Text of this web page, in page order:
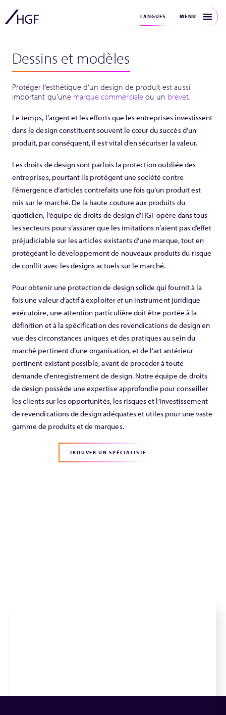
LANGUES MENU
Dessins et modèles
Protéger l’esthétique d’un design de produit est aussi
important qu’une marque commerciale ou un brevet.
Le temps, l’argent et les efforts que les entreprises investissent
dans le design constituent souvent le cœur du succès d’un
produit, par conséquent, il est vital d’en sécuriser la valeur.
Les droits de design sont parfois la protection oubliée des
entreprises, pourtant ils protègent une société contre
l’émergence d’articles contrefaits une fois qu’un produit est
mis sur le marché. De la haute couture aux produits du
quotidien, l’équipe de droits de design d’HGF opère dans tous
les secteurs pour s’assurer que les imitations n’aient pas d’effet
préjudiciable sur les articles existants d’une marque, tout en
protégeant le développement de nouveaux produits du risque
de conflit avec les designs actuels sur le marché.
Pour obtenir une protection de design solide qui fournit à la
fois une valeur d’actif à exploiteretun instrument juridique
exécutoire, une attention particulière doit être portée à la
définition et à la spécification des revendications de design en
vue des circonstances uniques et des pratiques au sein du
marché pertinent d’une organisation, et de l’art antérieur
pertinent existant possible, avant de procéder à toute
demande d’enregistrement de design. Notre équipe de droits
de design possède une expertise approfondie pour conseiller
les clients sur les opportunités, les risques et l’investissement
de revendications de design adéquates et utiles pour une vaste
gamme de produits et de marques.
TROUVER UN SPÉCIALISTE